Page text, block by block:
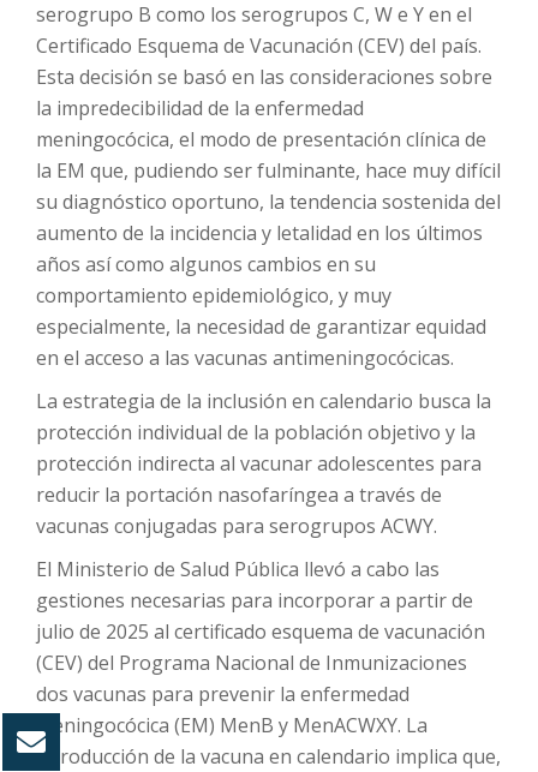
serogrupo B como los serogrupos C, W e Y en el
Certificado Esquema de Vacunación (CEV) del país.
Esta decisión se basó en las consideraciones sobre
la impredecibilidad de la enfermedad
meningocócica, el modo de presentación clínica de
la EM que, pudiendo ser fulminante, hace muy difícil
su diagnóstico oportuno, la tendencia sostenida del
aumento de la incidencia y letalidad en los últimos
años así como algunos cambios en su
comportamiento epidemiológico, y muy
especialmente, la necesidad de garantizar equidad
en el acceso a las vacunas antimeningocócicas.
La estrategia de la inclusión en calendario busca la
protección individual de la población objetivo y la
protección indirecta al vacunar adolescentes para
reducir la portación nasofaríngea a través de
vacunas conjugadas para serogrupos ACWY.
El Ministerio de Salud Pública llevó a cabo las
gestiones necesarias para incorporar a partir de
julio de 2025 al certificado esquema de vacunación
(CEV) del Programa Nacional de Inmunizaciones
dos vacunas para prevenir la enfermedad
meningocócica (EM) MenB y MenACWXY. La
introducción de la vacuna en calendario implica que,